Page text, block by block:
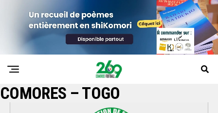
COMORES – TOGO